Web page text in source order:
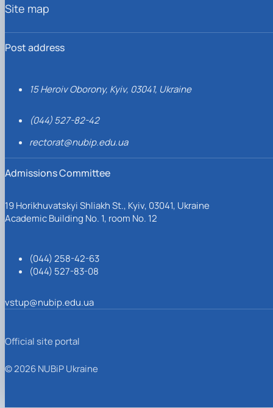
Post address
15 Heroiv Oborony, Kyiv, 03041, Ukraine
(044) 527-82-42
rectorat@nubip.edu.ua
Admissions Committee
19 Horikhuvatskyi Shliakh St., Kyiv, 03041, Ukraine
Academic Building No. 1, room No. 12
(044) 258-42-63
(044) 527-83-08
vstup@nubip.edu.ua
Site map
Official site portal
© 2026 NUBiP Ukraine